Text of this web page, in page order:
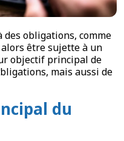
obligations, comme
être sujette à un
objectif principal de
mais aussi de
du